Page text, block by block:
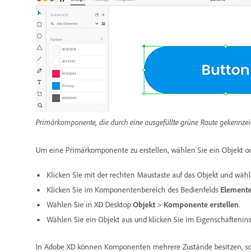
Primärkomponente, die durch eine ausgefüllte grüne Raute
Um eine Primärkomponente zu erstellen, wählen Sie ein Objekt
Klicken Sie mit der rechten Maustaste auf das Objekt und
Klicken Sie im Komponentenbereich des Bedienfelds
Wählen Sie in XD Desktop Objekt > Komponente erstellen.
Wählen Sie ein Objekt aus und klicken Sie im
In Adobe XD können Komponenten mehrere Zustände